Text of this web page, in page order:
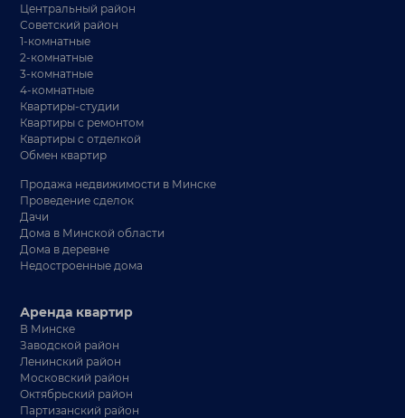
Центральный район
Советский район
1-комнатные
2-комнатные
3-комнатные
4-комнатные
Квартиры-студии
Квартиры с ремонтом
Квартиры с отделкой
Обмен квартир
Продажа недвижимости в Минске
Проведение сделок
Дачи
Дома в Минской области
Дома в деревне
Недостроенные дома
Аренда квартир
В Минске
Заводской район
Ленинский район
Московский район
Октябрьский район
Партизанский район